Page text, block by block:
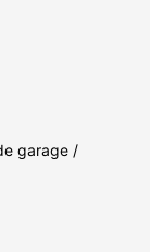
garage /